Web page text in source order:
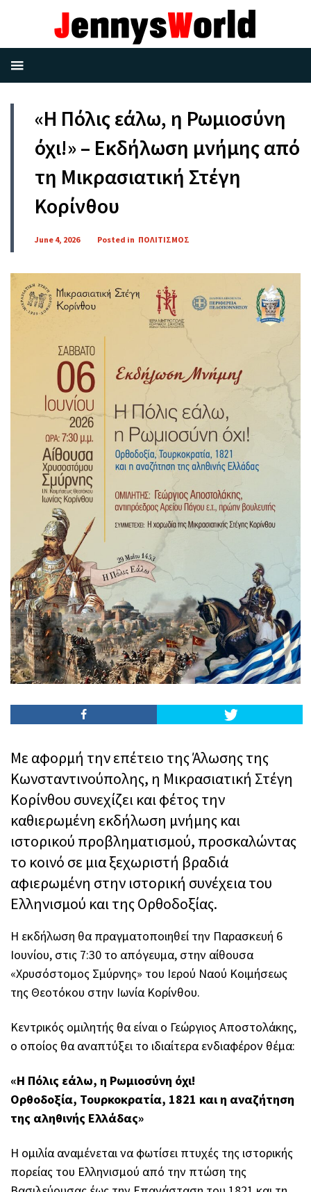
«Η Πόλις εάλω, η Ρωμιοσύνη
όχι!» – Εκδήλωση μνήμης από
τη Μικρασιατική Στέγη
Κορίνθου
June 4, 2026 Posted in ΠΟΛΙΤΙΣΜΟΣ
Με αφορμή την επέτειο της Άλωσης της
Κωνσταντινούπολης, η Μικρασιατική Στέγη
Κορίνθου συνεχίζει και φέτος την
καθιερωμένη εκδήλωση μνήμης και
ιστορικού προβληματισμού, προσκαλώντας
το κοινό σε μια ξεχωριστή βραδιά
αφιερωμένη στην ιστορική συνέχεια του
Ελληνισμού και της Ορθοδοξίας.
Η εκδήλωση θα πραγματοποιηθεί την Παρασκευή 6
Ιουνίου, στις 7:30 το απόγευμα, στην αίθουσα
«Χρυσόστομος Σμύρνης» του Ιερού Ναού Κοιμήσεως
της Θεοτόκου στην Ιωνία Κορίνθου.
Κεντρικός ομιλητής θα είναι ο Γεώργιος Αποστολάκης,
ο οποίος θα αναπτύξει το ιδιαίτερα ενδιαφέρον θέμα:
«Η Πόλις εάλω, η Ρωμιοσύνη όχι!
Ορθοδοξία, Τουρκοκρατία, 1821 και η αναζήτηση
της αληθινής Ελλάδας»
Η ομιλία αναμένεται να φωτίσει πτυχές της ιστορικής
πορείας του Ελληνισμού από την πτώση της